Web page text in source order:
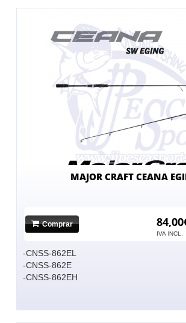
MAJOR CRAFT CEANA
Comprar
IVA INCL.
-CNSS-862EL
-CNSS-862E
-CNSS-862EH